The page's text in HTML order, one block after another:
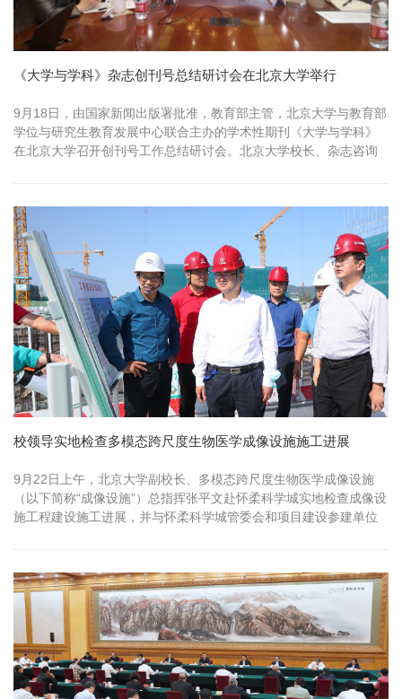
《大学与学科》杂志创刊号总结研讨会在北京大学举行
9月18日，由国家新闻出版署批准，教育部主管，北京大学与教育部
学位与研究生教育发展中心联合主办的学术性期刊《大学与学科》
在北京大学召开创刊号工作总结研讨会。北京大学校长、杂志咨询
校领导实地检查多模态跨尺度生物医学成像设施施工进展
9月22日上午，北京大学副校长、多模态跨尺度生物医学成像设施
（以下简称“成像设施”）总指挥张平文赴怀柔科学城实地检查成像设
施工程建设施工进展，并与怀柔科学城管委会和项目建设参建单位